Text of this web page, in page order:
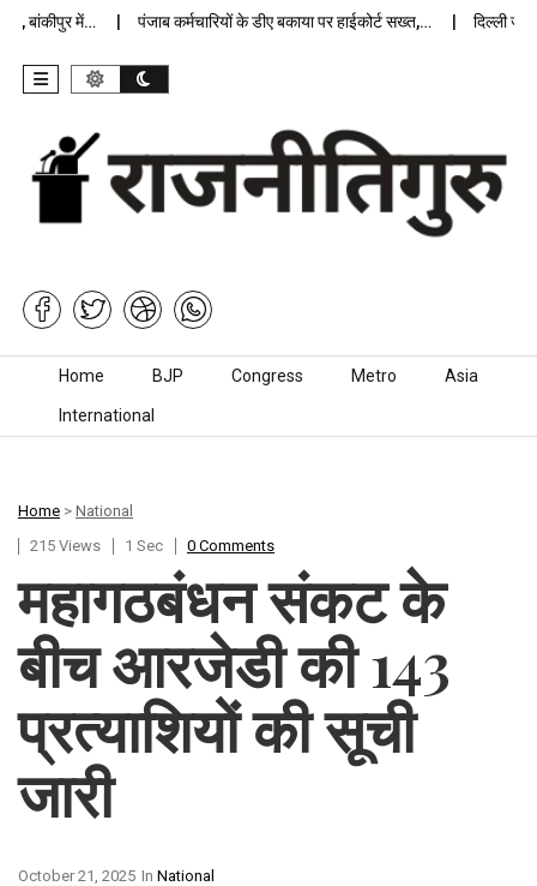
बांकीपुर में… पंजाब कर्मचारियों के डीए बकाया पर हाईकोर्ट सख्त,… दिल्ली जेलों
Skip to content
Home BJP Congress Metro Asia
International
Home > National
215 Views
1 Sec 0 Comments
महागठबंधन संकट के
बीच आरजेडी की 143
प्रत्याशियों की सूची
जारी
In National
October 21, 2025